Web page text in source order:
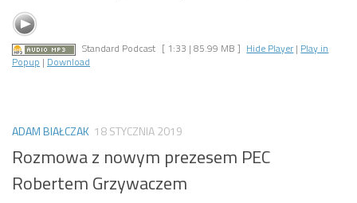
Standard Podcast [ 1:33 | 85.99 MB ] Hide Player | Play in
Popup | Download
ADAM BIAŁCZAK 18 STYCZNIA 2019
Rozmowa z nowym prezesem PEC
Robertem Grzywaczem